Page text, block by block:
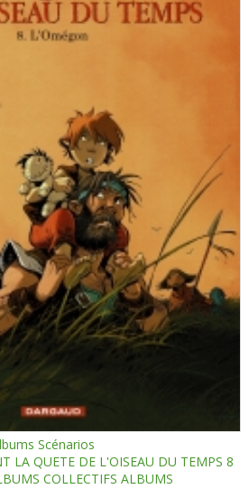
Scénarios
LA QUETE DE L'OISEAU DU TEMPS 8
COLLECTIFS ALBUMS